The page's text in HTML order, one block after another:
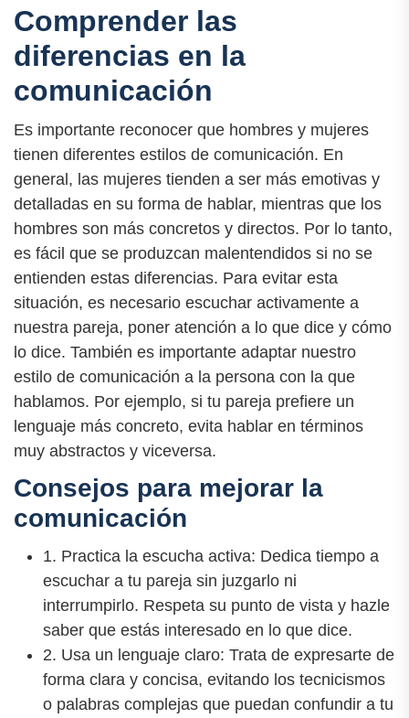
Comprender las
diferencias en la
comunicación
Es importante reconocer que hombres y mujeres
tienen diferentes estilos de comunicación. En
general, las mujeres tienden a ser más emotivas y
detalladas en su forma de hablar, mientras que los
hombres son más concretos y directos. Por lo tanto,
es fácil que se produzcan malentendidos si no se
entienden estas diferencias. Para evitar esta
situación, es necesario escuchar activamente a
nuestra pareja, poner atención a lo que dice y cómo
lo dice. También es importante adaptar nuestro
estilo de comunicación a la persona con la que
hablamos. Por ejemplo, si tu pareja prefiere un
lenguaje más concreto, evita hablar en términos
muy abstractos y viceversa.
Consejos para mejorar la
comunicación
1. Practica la escucha activa: Dedica tiempo a
escuchar a tu pareja sin juzgarlo ni
interrumpirlo. Respeta su punto de vista y hazle
saber que estás interesado en lo que dice.
2. Usa un lenguaje claro: Trata de expresarte de
forma clara y concisa, evitando los tecnicismos
o palabras complejas que puedan confundir a tu